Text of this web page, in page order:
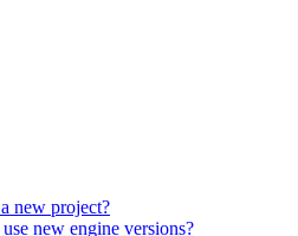
new project?
new engine versions?